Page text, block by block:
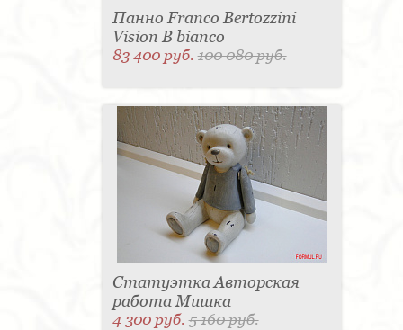
Панно Franco Bertozzini
Vision B bianco
83 400 руб.100 080 руб.
Статуэтка Авторская
работа Мишка
4 300 руб.5 160 руб.